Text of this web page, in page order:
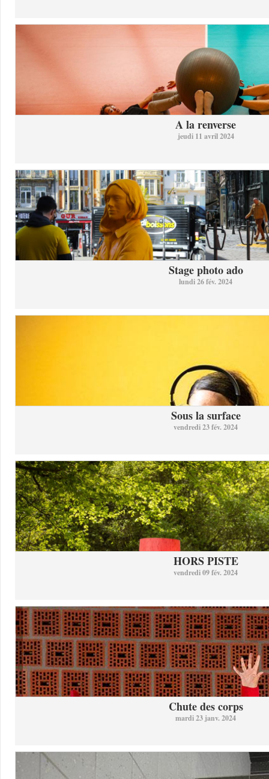
A la renverse
jeudi 11 avril 2024
Stage photo ado
lundi 26 fév. 2024
Sous la surface
vendredi 23 fév. 2024
HORS PISTE
vendredi 09 fév. 2024
Chute des corps
mardi 23 janv. 2024